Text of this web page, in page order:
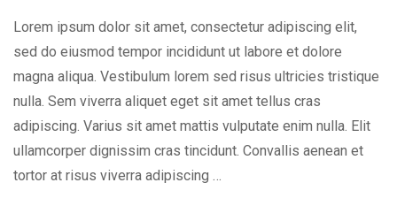
Lorem ipsum dolor sit amet, consectetur adipiscing elit,
sed do eiusmod tempor incididunt ut labore et dolore
magna aliqua. Vestibulum lorem sed risus ultricies tristique
nulla. Sem viverra aliquet eget sit amet tellus cras
adipiscing. Varius sit amet mattis vulputate enim nulla. Elit
ullamcorper dignissim cras tincidunt. Convallis aenean et
tortor at risus viverra adipiscing …